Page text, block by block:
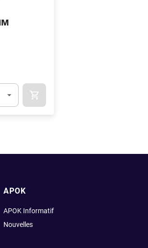
AJOUTER AU PANIER
APOK
APOK Informatif
Nouvelles